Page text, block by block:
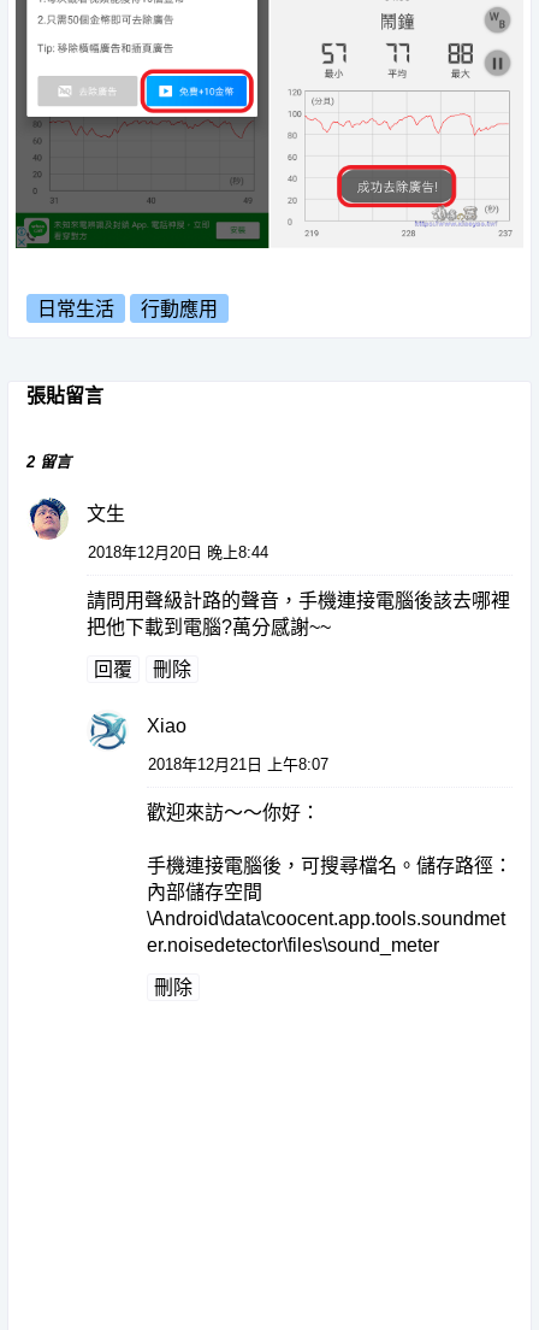
日常生活 行動應用
張貼留言
2 留言
文生
2018年12月20日 晚上8:44
請問用聲級計路的聲音，手機連接電腦後該去哪裡
把他下載到電腦?萬分感謝~~
回覆 刪除
Xiao
2018年12月21日 上午8:07
歡迎來訪～～你好：
手機連接電腦後，可搜尋檔名。儲存路徑：
內部儲存空間
\Android\data\coocent.app.tools.soundmet
er.noisedetector\files\sound_meter
刪除